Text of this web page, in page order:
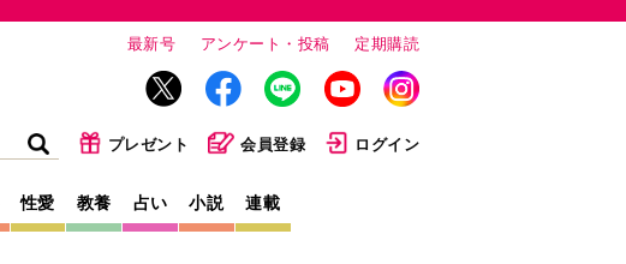
最新号 アンケート・投稿 定期購読
プレゼント 会員登録 ログイン
性愛 教養 占い 小説 連載